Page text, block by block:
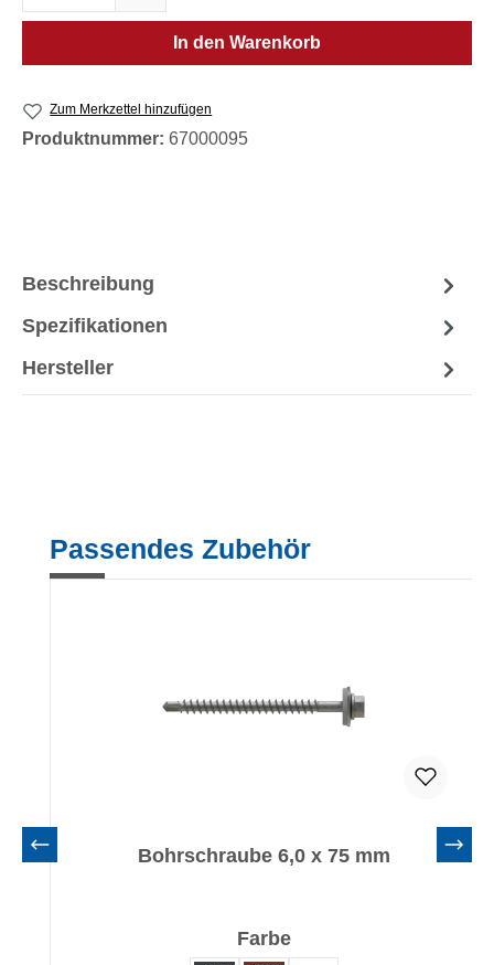
In den Warenkorb
Zum Merkzettel hinzufügen
Produktnummer: 67000095
Beschreibung
Spezifikationen
Hersteller
Produktgalerie überspringen
Passendes Zubehör
Bohrschraube 6,0 x 75 mm
Farbeauswählen